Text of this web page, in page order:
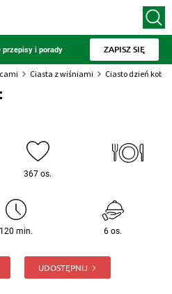
przepisy i porady ZAPISZ SIĘ
Ciasta z wiśniami Ciasto dzień kobiet
367 os.
120 min. 6 os.
UDOSTĘPNIJ